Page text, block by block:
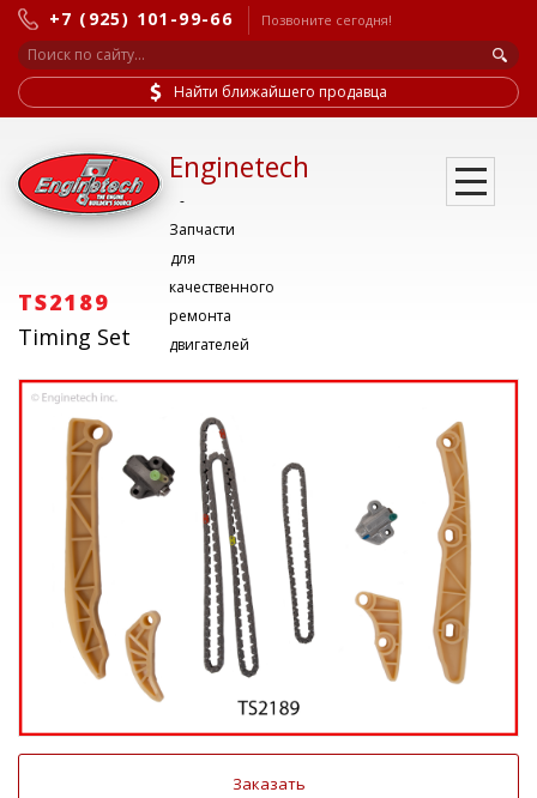
+7 (925) 101-99-66 Позвоните сегодня!
Найти ближайшего продавца
Enginetech
-
Запчасти
для
качественного
ремонта
двигателей
TS2189
Timing Set
Заказать